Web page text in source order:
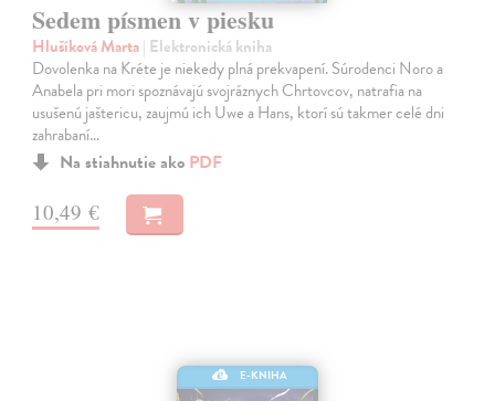
Sedem písmen v piesku
Hlušíková Marta| Elektronická kniha
Dovolenka na Kréte je niekedy plná prekvapení. Súrodenci Noro a
Anabela pri mori spoznávajú svojráznych Chrtovcov, natrafia na
usušenú jaštericu, zaujmú ich Uwe a Hans, ktorí sú takmer celé dni
zahrabaní…
Na stiahnutie ako PDF
10,49 €
E-KNIHA